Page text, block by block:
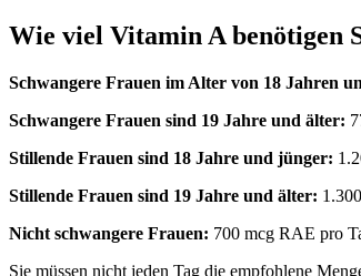
Wie viel Vitamin A benötigen
Schwangere Frauen im Alter von 18 Jahren
Schwangere Frauen sind 19 Jahre und älter:
Stillende Frauen sind 18 Jahre und jünger:
Stillende Frauen sind 19 Jahre und älter:
Nicht schwangere Frauen: 700 mcg RAE pro
Sie müssen nicht jeden Tag die empfohlene